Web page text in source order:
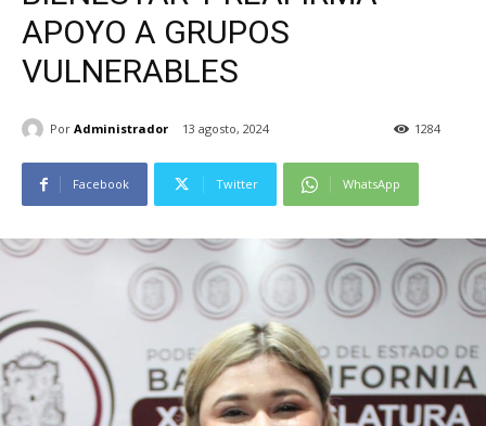
APOYO A GRUPOS
VULNERABLES
Por Administrador 13 agosto, 2024 1284
Facebook Twitter WhatsApp